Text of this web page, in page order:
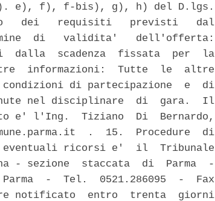
e), f), f-bis), g), h) del D.lgs.
dei   requisiti   previsti   dal
di   validita'   dell'offerta:
dalla  scadenza  fissata  per  la
informazioni:  Tutte  le  altre
di partecipazione  e  di
nel disciplinare  di  gara.  Il
e' l'Ing.  Tiziano  Di  Bernardo,
.  15.  Procedure  di
eventuali ricorsi e'  il  Tribunale
- sezione  staccata  di  Parma  -
-  Tel.  0521.286095  -  Fax
notificato  entro  trenta  giorni